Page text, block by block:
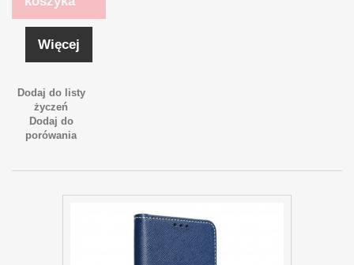
Więcej
Dodaj do listy
życzeń
Dodaj do
porówania